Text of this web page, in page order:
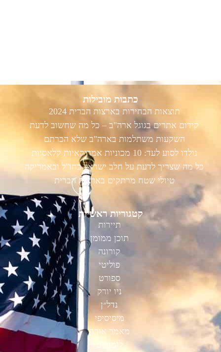
כתבות מובילות
תוצאות הבחירות בארצות הברית 2024
קידום אתרים בגוגל ארה"ב – כל מה שחשוב לדעת
השקעות משתלמות בארה"ב שלא הכרתם
נולדו לסוע לעד: 10 מכוניות אמריקאיות קלאסיות
כל מה שצריך לדעת על חלב ישראל בחו"ל ובאמריקה
טיולי שטח מרתקים בארצות הברית
קטגוריות ראשיות
תיירות
תוכן ממומן
קורונה
פוליטי
ספורט
ניו יורק
נדל״ן
מיסיסיפי
מאמר אורח
לימודים